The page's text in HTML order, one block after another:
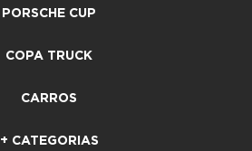
PORSCHE CUP
COPA TRUCK
CARROS
+ CATEGORIAS